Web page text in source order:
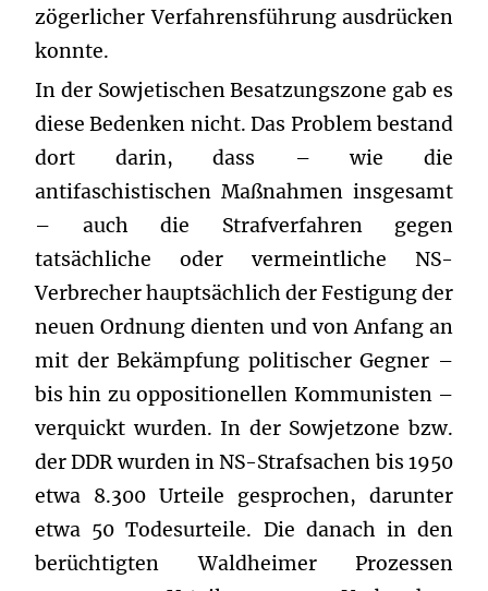
zögerlicher Verfahrensführung ausdrücken
konnte.
In der Sowjetischen Besatzungszone gab es
diese Bedenken nicht. Das Problem bestand
dort darin, dass – wie die
antifaschistischen Maßnahmen insgesamt
– auch die Strafverfahren gegen
tatsächliche oder vermeintliche NS-
Verbrecher hauptsächlich der Festigung der
neuen Ordnung dienten und von Anfang an
mit der Bekämpfung politischer Gegner –
bis hin zu oppositionellen Kommunisten –
verquickt wurden. In der Sowjetzone bzw.
der DDR wurden in NS-Strafsachen bis 1950
etwa 8.300 Urteile gesprochen, darunter
etwa 50 Todesurteile. Die danach in den
berüchtigten Waldheimer Prozessen